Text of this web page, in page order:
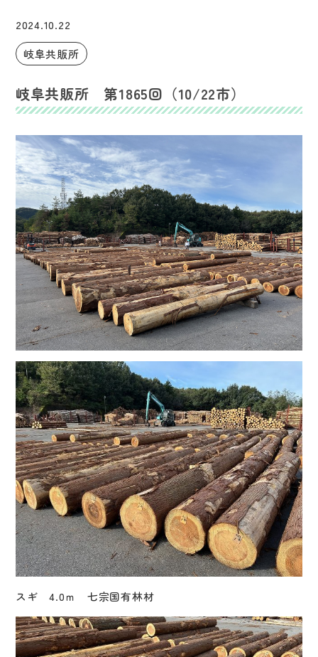
2024.10.22
岐阜共販所
岐阜共販所 第1865回（10/22市）
スギ 4.0ｍ 七宗国有林材